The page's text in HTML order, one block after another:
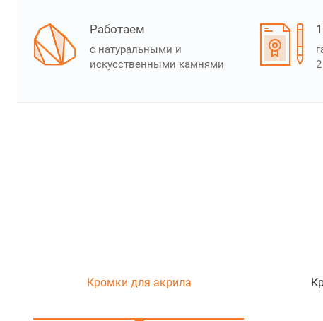
Работаем
с натуральными и
искусственными камнями
Кромки для акрила